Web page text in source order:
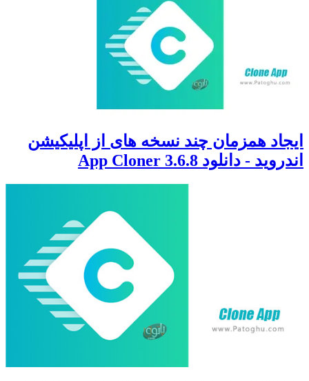
ایجاد همزمان چند نسخه های از اپلیکیشن
اندروید - دانلود App Cloner 3.6.8